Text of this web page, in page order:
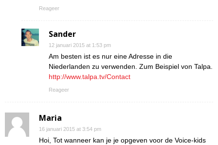
Reageer
Sander
12 januari 2015 at 1:53 pm
Am besten ist es nur eine Adresse in die
Niederlanden zu verwenden. Zum Beispiel von Talpa.
http://www.talpa.tv/Contact
Reageer
Maria
16 januari 2015 at 3:54 pm
Hoi, Tot wanneer kan je je opgeven voor de Voice-kids